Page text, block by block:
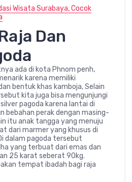
Wisata Surabaya, Cocok
Dan
ada di kota Phnom penh,
karena memiliki
bentuk khas kamboja, Selain
kita juga bisa mengunjungi
pagoda karena lantai di
bebahan perak dengan masing-
itu anak tangga yang menuju
dari marmer yang khusus di
dalam pagoda tersebut
yang terbuat dari emas dan
25 karat seberat 90kg.
tempat ibadah bagi raja